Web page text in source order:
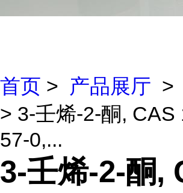
首页 > 产品展厅 >
> 3-壬烯-2-酮, CAS
57-0,...
3-壬烯-2-酮,